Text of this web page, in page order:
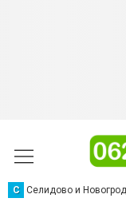
С Селидово и